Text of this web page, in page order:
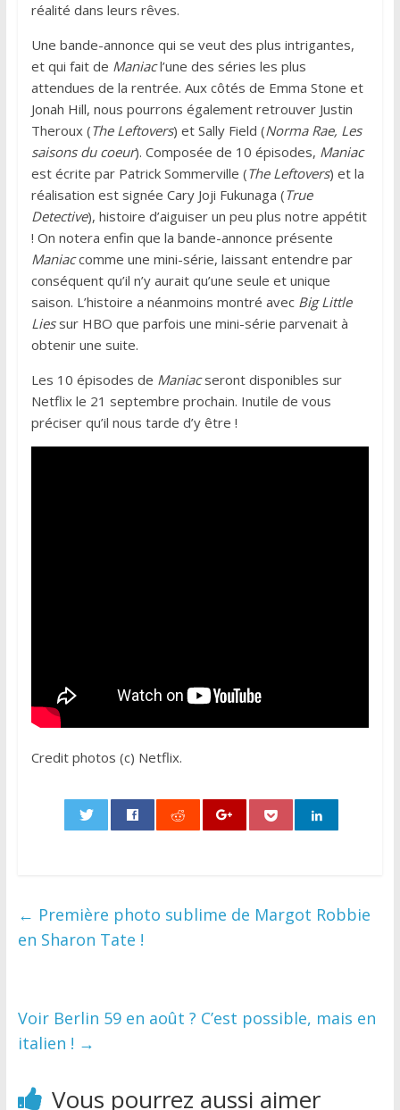
réalité dans leurs rêves.
Une bande-annonce qui se veut des plus intrigantes,
et qui fait de Maniacl’une des séries les plus
attendues de la rentrée. Aux côtés de Emma Stone et
Jonah Hill, nous pourrons également retrouver Justin
Theroux (The Leftovers) et Sally Field (Norma Rae, Les
saisons du coeur). Composée de 10 épisodes, Maniac
est écrite par Patrick Sommerville (The Leftovers) et la
réalisation est signée Cary Joji Fukunaga (True
Detective), histoire d’aiguiser un peu plus notre appétit
! On notera enfin que la bande-annonce présente
Maniaccomme une mini-série, laissant entendre par
conséquent qu’il n’y aurait qu’une seule et unique
saison. L’histoire a néanmoins montré avec Big Little
Liessur HBO que parfois une mini-série parvenait à
obtenir une suite.
Les 10 épisodes de Maniacseront disponibles sur
Netflix le 21 septembre prochain. Inutile de vous
préciser qu’il nous tarde d’y être !
Credit photos (c) Netflix.
← Première photo sublime de Margot Robbie
en Sharon Tate !
Voir Berlin 59 en août ? C’est possible, mais en
italien ! →
Vous pourrez aussi aimer